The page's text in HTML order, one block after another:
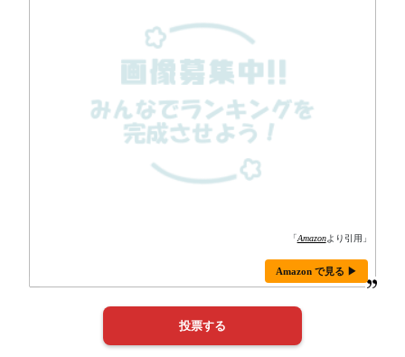
「Amazonより引用」
Amazon で見る ▶